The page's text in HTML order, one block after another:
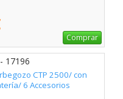
Comprar
17196
CTP 2500/ con
6 Accesorios